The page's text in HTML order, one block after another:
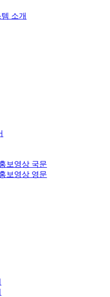
소개
보영상 국문
보영상 영문